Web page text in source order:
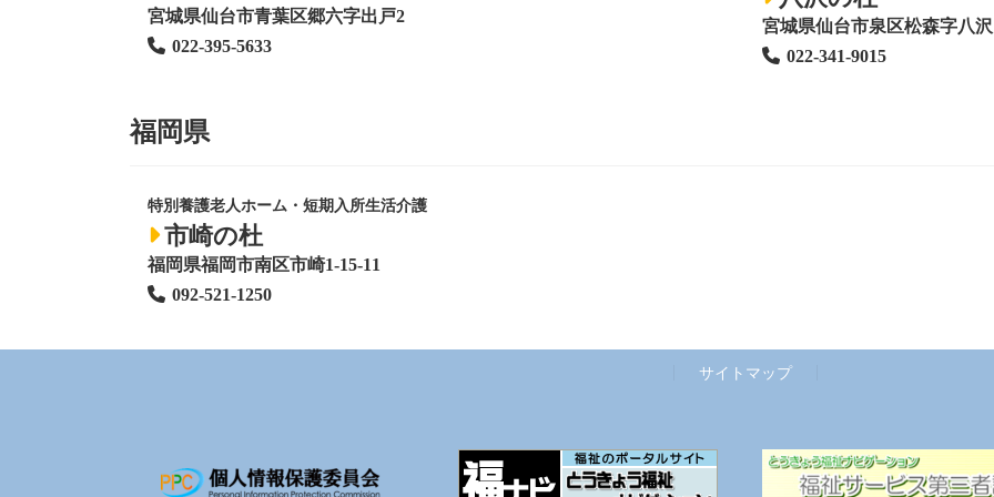
宮城県仙台市青葉区郷六字出戸2
022-395-5633
宮城県仙台市泉区松森字八沢
022-341-9015
福岡県
特別養護老人ホーム ・短期入所生活介護
市崎の杜
福岡県福岡市南区市崎1-15-11
092-521-1250
サイトマップ